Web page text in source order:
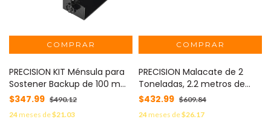
PRECISION KIT Ménsula para
Sostener Backup de 100 mm
de Ancho. Montable en Muro
o Pared. MOD: PST-MEN-V1
$347.99 $490.12
24meses de$21.03
PRECISION Malacate de 2
Toneladas, 2.2 metros de
cable con Ganchos MOD:
$432.99 $609.84
24meses de$26.17